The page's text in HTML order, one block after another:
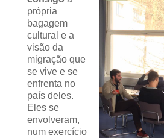
própria
bagagem
cultural e a
visão da
migração que
se vive e se
enfrenta no
país deles.
Eles se
envolveram,
num exercício